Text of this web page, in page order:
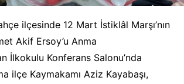
ilçesinde 12 Mart İstiklâl Marşı’nın
Akif Ersoy’u Anma
İlkokulu Konferans Salonu’nda
ilçe Kaymakamı Aziz Kayabaşı,